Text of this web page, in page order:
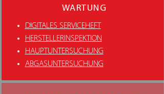
WARTUNG
DIGITALES SERVICEHEFT
HERSTELLERINSPEKTION
HAUPTUNTERSUCHUNG
ABGASUNTERSUCHUNG